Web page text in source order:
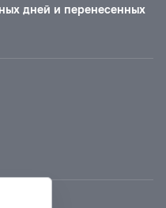
дней и перенесенных